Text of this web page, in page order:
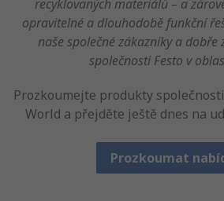
recyklovaných materiálů – a
opravitelné a dlouhodobě funkční
naše společné zákazníky a
společnosti Festo v
Prozkoumejte produkty
World a přejděte ještě dnes na
Prozkoumat